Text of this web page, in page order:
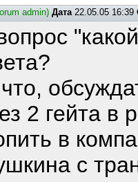
admin) Дата22.05.05 16:39
2 гейта в
в
с